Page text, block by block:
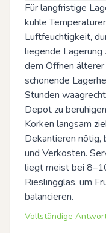
Für langfristige
kühle
Luftfeuchtigkeit,
liegende Lagerung
dem Öffnen
schonende
Stunden
Depot zu
Korken langsam
Dekantieren nötig,
und Verkosten.
liegt meist bei
Rieslingglas, um
balancieren.
Vollständige